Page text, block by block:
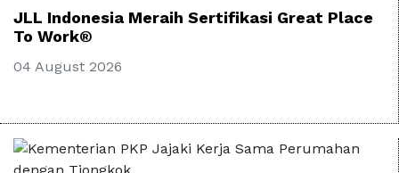
JLL Indonesia Meraih Sertifikasi Great Place
To Work®
04 August 2026